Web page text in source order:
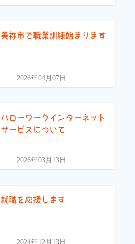
美祢市で職業訓練始まります
2026年04月07日
ハローワークインターネット
サービスについて
2026年03月13日
就職を応援します
2024年12月13日